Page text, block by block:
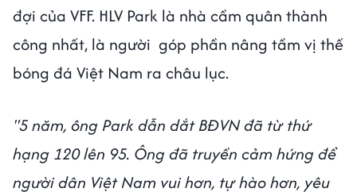
đợi của VFF. HLV Park là nhà cầm quân thành
công nhất, là người góp phần nâng tầm vị thế
bóng đá Việt Nam ra châu lục.
"5 năm, ông Park dẫn dắt BĐVN đã từ thứ
hạng 120 lên 95. Ông đã truyền cảm hứng để
người dân Việt Nam vui hơn, tự hào hơn, yêu